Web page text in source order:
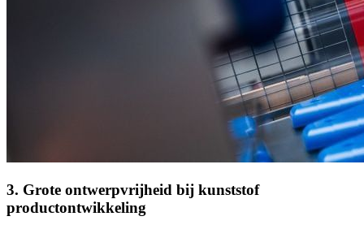
3. Grote ontwerpvrijheid bij kunststof
productontwikkeling